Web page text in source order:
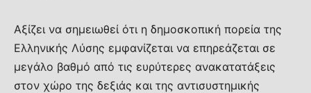
Αξίζει να σημειωθεί ότι η δημοσκοπική πορεία της
Ελληνικής Λύσης εμφανίζεται να επηρεάζεται σε
μεγάλο βαθμό από τις ευρύτερες ανακατατάξεις
στον χώρο της δεξιάς και της αντισυστημικής